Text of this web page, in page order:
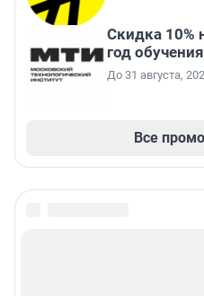
Скидка 10%
год обучения
До 31 августа,
Все